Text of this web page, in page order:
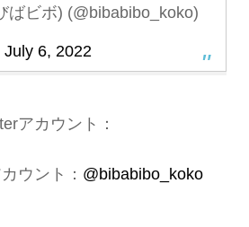
ビボ) (@bibabibo_koko)
July 6, 2022
アカウント：
ウント： @bibabibo_koko